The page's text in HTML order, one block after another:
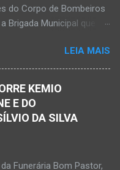
do Corpo de Bombeiros
Brigada Municipal que
álbum pessoal Kauan
em sua rede social a
a Cachoeira Maria Rosa,
tempo antes de se
nesta terça-feira, dia
LEIA MAIS
KEMIO
E DO
DA SILVA
Funerária Bom Pastor,